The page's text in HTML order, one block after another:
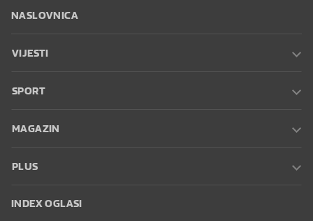
NASLOVNICA
VIJESTI
SPORT
MAGAZIN
PLUS
INDEX OGLASI